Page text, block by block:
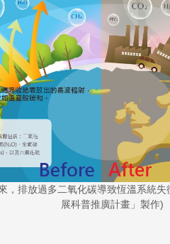
，排放過多二氧化碳導致恆溫系統
展科普推廣計畫」製作)